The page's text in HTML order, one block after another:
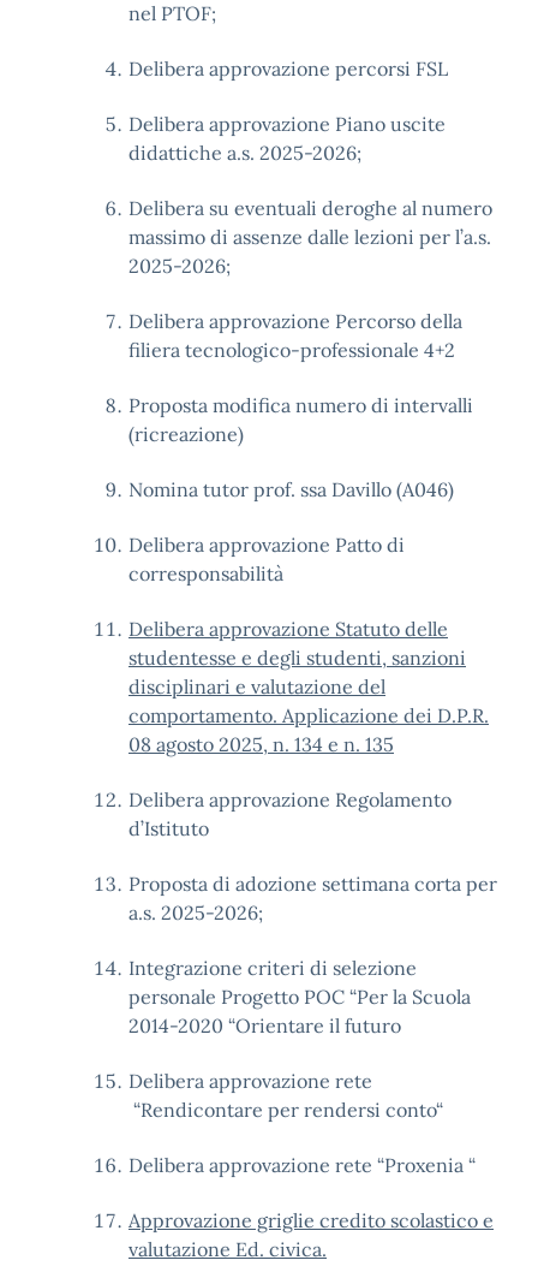
nel PTOF;
Delibera approvazione percorsi FSL
Delibera approvazione Piano uscite
didattiche a.s. 2025-2026;
Delibera su eventuali deroghe al numero
massimo di assenze dalle lezioni per l’a.s.
2025-2026;
Delibera approvazione Percorso della
filiera tecnologico-professionale 4+2
Proposta modifica numero di intervalli
(ricreazione)
Nomina tutor prof. ssa Davillo (A046)
Delibera approvazione Patto di
corresponsabilità
Delibera approvazione Statuto delle
studentesse e degli studenti, sanzioni
disciplinari e valutazione del
comportamento. Applicazione dei D.P.R.
08 agosto 2025, n. 134 e n. 135
Delibera approvazione Regolamento
d’Istituto
Proposta di adozione settimana corta per
a.s. 2025-2026;
Integrazione criteri di selezione
personale Progetto POC “Per la Scuola
2014-2020 “Orientare il futuro
Delibera approvazione rete
“Rendicontare per rendersi conto“
Delibera approvazione rete “Proxenia “
Approvazione griglie credito scolastico e
valutazione Ed. civica.